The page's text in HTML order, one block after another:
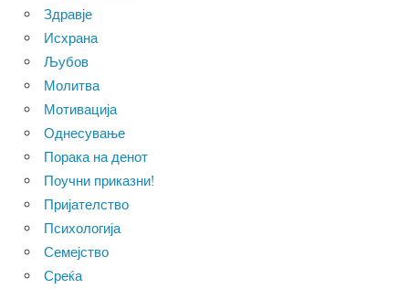
Здравје
Исхрана
Љубов
Молитва
Мотивација
Однесување
Порака на денот
Поучни приказни!
Пријателство
Психологија
Семејство
Среќа